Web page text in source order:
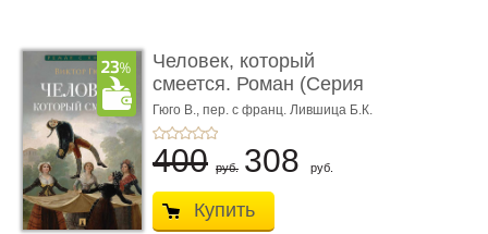
Человек, который
смеется. Роман (Серия
«Роман с ...
Гюго В., пер. с франц. Лившица Б.К.
400 руб. 308 руб.
Купить